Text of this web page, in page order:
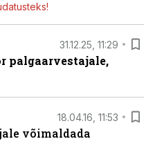
31.12.25, 11:29
palgaarvestajale,
18.04.16, 11:53
võimaldada